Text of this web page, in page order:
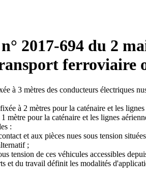
2017-694 du 2
à 3 mètres des conducteurs électriques
à 2 mètres pour la caténaire et les
mètre pour la caténaire et les lignes
:
et aux pièces nues sous tension
;
tension de ces véhicules accessibles
et du travail définit les modalités